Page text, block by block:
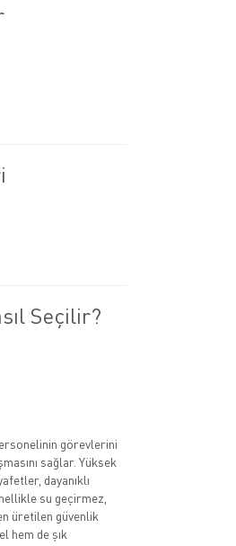
Seçilir?
görevlerini
sağlar. Yüksek
dayanıklı
su geçirmez,
üretilen güvenlik
hem de şık